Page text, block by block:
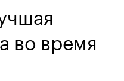
во время